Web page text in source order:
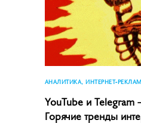
АНАЛИТИКА, ИНТЕРНЕТ-
YouTube и Telegram
Горячие тренды